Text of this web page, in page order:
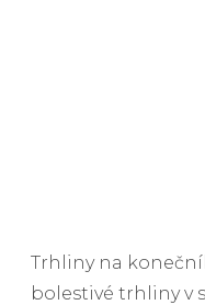
Trhliny na
bolestivé trhliny v